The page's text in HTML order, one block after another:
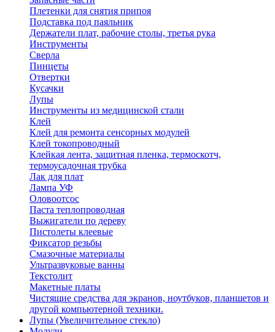
Плетенки для снятия припоя
Подставка под паяльник
Держатели плат, рабочие столы, третья рука
Инструменты
Сверла
Пинцеты
Отвертки
Кусачки
Лупы
Инструменты из медицинской стали
Клей
Клей для ремонта сенсорных модулей
Клей токопроводный
Клейкая лента, защитная пленка, термоскотч,
термоусадочная трубка
Лак для плат
Лампа УФ
Оловоотсос
Паста теплопроводная
Выжигатели по дереву
Пистолеты клеевые
Фиксатор резьбы
Смазочные материалы
Ультразвуковые ванны
Текстолит
Макетные платы
Чистящие средства для экранов, ноутбуков, планшетов и
другой компьютерной техники.
Лупы (Увеличительное стекло)